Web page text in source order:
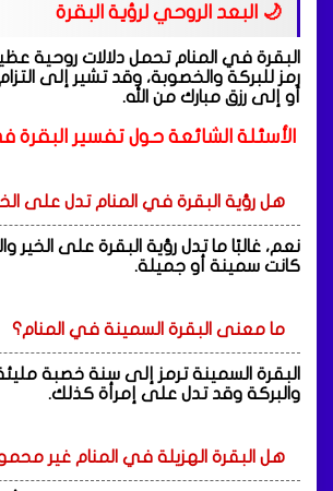
🌙 البعد الروحي لرؤية البقرة
البقرة في المنام تحمل دلالات روحية
رمز للبركة والخصوبة، وقد تشير إلى التزام
أو إلى رزق مبارك من الله.
الأسئلة الشائعة حول تفسير البقرة
هل رؤية البقرة في المنام تدل على
نعم، غالبًا ما تدل رؤية البقرة على الخير
كانت سمينة أو جميلة.
ما معنى البقرة السمينة في المنام؟
البقرة السمينة ترمز إلى سنة خصبة مليئة
والبركة وقد تدل على إمرأة كذلك.
هل البقرة الهزيلة في المنام غير